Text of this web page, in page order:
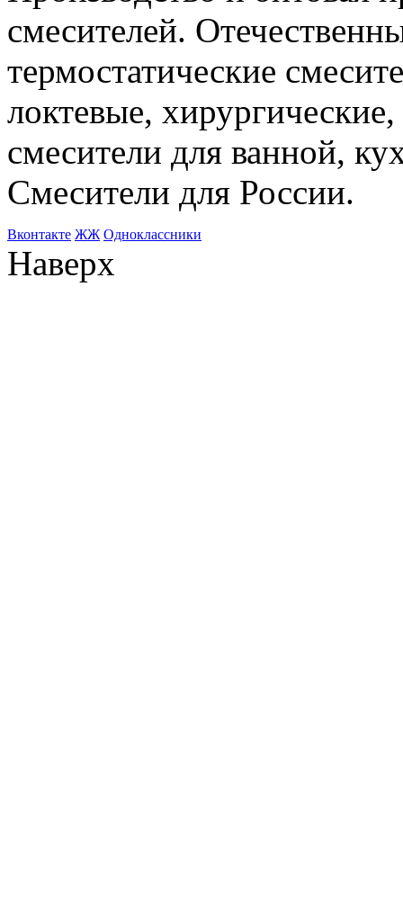
смесителей.
термостатические
локтевые,
смесители для ванной,
Смесители для России.
Bконтакте ЖЖ Одноклассники
Наверх